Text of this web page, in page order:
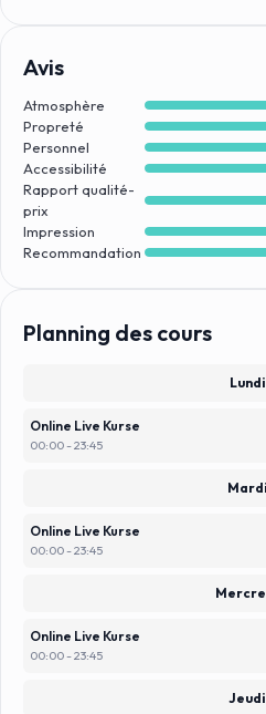
Planning des cours
Lundi
Online Live Kurse
00:00 - 23:45
Mardi
Online Live Kurse
00:00 - 23:45
Online Live Kurse
00:00 - 23:45
Jeudi
Wenn Du aktiv leben willst,
besten Voraussetzungen.
und trainiere Deinen ganzen
professionell erstelltem
Öffnungszeiten, modernste
ausgezeichnete Trainer
Avis
Atmosphère
Propreté
Personnel
Accessibilité
Rapport qualité-
prix
Impression
Recommandation